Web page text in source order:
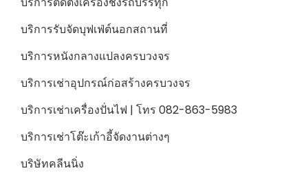
บริการรับจัดบุฟเฟ่ต์นอกสถานที่
บริการหนังกลางแปลงครบวงจร
บริการเช่าอุปกรณ์ก่อสร้างครบวงจร
บริการเช่าเครื่องปั่นไฟ | โทร 082-863-5983
บริการเช่าโต๊ะเก้าอี้จัดงานต่างๆ
บริษัทคลีนนิ่ง